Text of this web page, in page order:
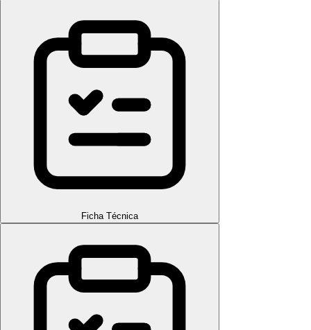
Ficha Técnica